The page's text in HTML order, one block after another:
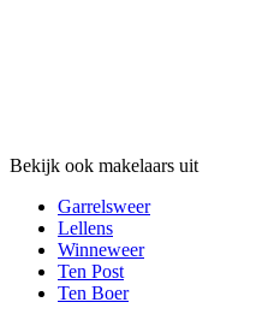
Bekijk ook makelaars uit
Garrelsweer
Lellens
Winneweer
Ten Post
Ten Boer